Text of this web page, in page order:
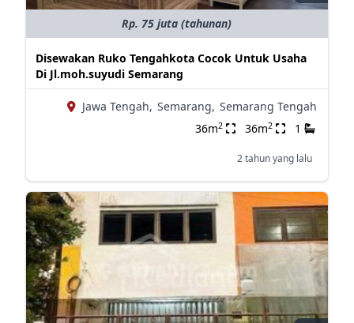
Rp. 75 juta (tahunan)
Disewakan Ruko Tengahkota Cocok Untuk Usaha
Di Jl.moh.suyudi Semarang
Jawa Tengah, Semarang, Semarang Tengah
36m2 36m2 1
2 tahun yang lalu